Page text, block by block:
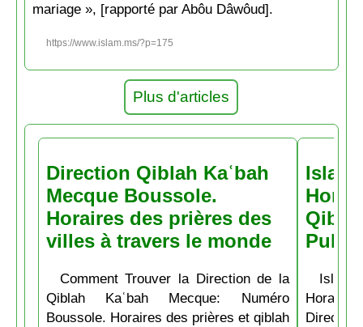
mariage », [rapporté par Abôu Dâwôud].
https://www.islam.ms/?p=175
Plus d'articles
Direction Qiblah Kaʿbah
Mecque Boussole.
Horaires des prières des
villes à travers le monde
Comment Trouver la Direction de la
Qiblah Kaʿbah Mecque: Numéro
Boussole. Horaires des prières et qiblah
Pubs